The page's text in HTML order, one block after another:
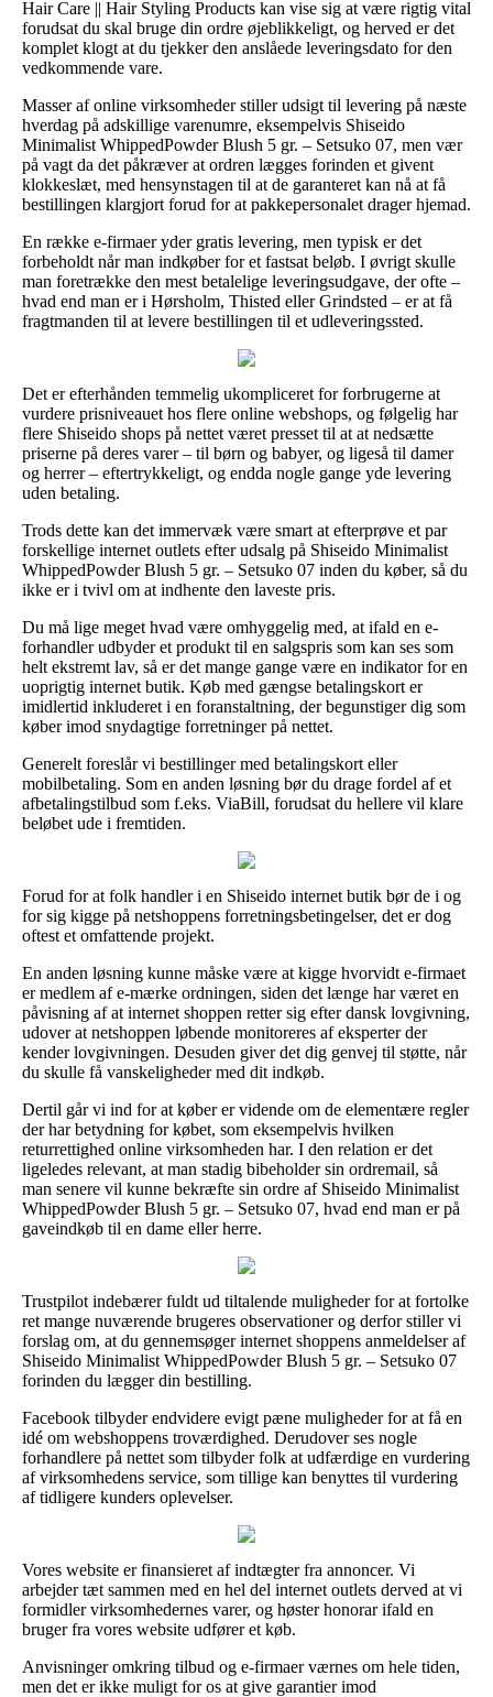
Hair Care || Hair Styling Products kan vise sig at være rigtig vital
forudsat du skal bruge din ordre øjeblikkeligt, og herved er det
komplet klogt at du tjekker den anslåede leveringsdato for den
vedkommende vare.
Masser af online virksomheder stiller udsigt til levering på næste
hverdag på adskillige varenumre, eksempelvis Shiseido
Minimalist WhippedPowder Blush 5 gr. – Setsuko 07, men vær
på vagt da det påkræver at ordren lægges forinden et givent
klokkeslæt, med hensynstagen til at de garanteret kan nå at få
bestillingen klargjort forud for at pakkepersonalet drager hjemad.
En række e-firmaer yder gratis levering, men typisk er det
forbeholdt når man indkøber for et fastsat beløb. I øvrigt skulle
man foretrække den mest betalelige leveringsudgave, der ofte –
hvad end man er i Hørsholm, Thisted eller Grindsted – er at få
fragtmanden til at levere bestillingen til et udleveringssted.
Det er efterhånden temmelig ukompliceret for forbrugerne at
vurdere prisniveauet hos flere online webshops, og følgelig har
flere Shiseido shops på nettet været presset til at at nedsætte
priserne på deres varer – til børn og babyer, og ligeså til damer
og herrer – eftertrykkeligt, og endda nogle gange yde levering
uden betaling.
Trods dette kan det immervæk være smart at efterprøve et par
forskellige internet outlets efter udsalg på Shiseido Minimalist
WhippedPowder Blush 5 gr. – Setsuko 07 inden du køber, så du
ikke er i tvivl om at indhente den laveste pris.
Du må lige meget hvad være omhyggelig med, at ifald en e-
forhandler udbyder et produkt til en salgspris som kan ses som
helt ekstremt lav, så er det mange gange være en indikator for en
uoprigtig internet butik. Køb med gængse betalingskort er
imidlertid inkluderet i en foranstaltning, der begunstiger dig som
køber imod snydagtige forretninger på nettet.
Generelt foreslår vi bestillinger med betalingskort eller
mobilbetaling. Som en anden løsning bør du drage fordel af et
afbetalingstilbud som f.eks. ViaBill, forudsat du hellere vil klare
beløbet ude i fremtiden.
Forud for at folk handler i en Shiseido internet butik bør de i og
for sig kigge på netshoppens forretningsbetingelser, det er dog
oftest et omfattende projekt.
En anden løsning kunne måske være at kigge hvorvidt e-firmaet
er medlem af e-mærke ordningen, siden det længe har været en
påvisning af at internet shoppen retter sig efter dansk lovgivning,
udover at netshoppen løbende monitoreres af eksperter der
kender lovgivningen. Desuden giver det dig genvej til støtte, når
du skulle få vanskeligheder med dit indkøb.
Dertil går vi ind for at køber er vidende om de elementære regler
der har betydning for købet, som eksempelvis hvilken
returrettighed online virksomheden har. I den relation er det
ligeledes relevant, at man stadig bibeholder sin ordremail, så
man senere vil kunne bekræfte sin ordre af Shiseido Minimalist
WhippedPowder Blush 5 gr. – Setsuko 07, hvad end man er på
gaveindkøb til en dame eller herre.
Trustpilot indebærer fuldt ud tiltalende muligheder for at fortolke
ret mange nuværende brugeres observationer og derfor stiller vi
forslag om, at du gennemsøger internet shoppens anmeldelser af
Shiseido Minimalist WhippedPowder Blush 5 gr. – Setsuko 07
forinden du lægger din bestilling.
Facebook tilbyder endvidere evigt pæne muligheder for at få en
idé om webshoppens troværdighed. Derudover ses nogle
forhandlere på nettet som tilbyder folk at udfærdige en vurdering
af virksomhedens service, som tillige kan benyttes til vurdering
af tidligere kunders oplevelser.
Vores website er finansieret af indtægter fra annoncer. Vi
arbejder tæt sammen med en hel del internet outlets derved at vi
formidler virksomhedernes varer, og høster honorar ifald en
bruger fra vores website udfører et køb.
Anvisninger omkring tilbud og e-firmaer værnes om hele tiden,
men det er ikke muligt for os at give garantier imod